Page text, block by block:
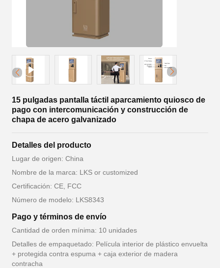
15 pulgadas pantalla táctil aparcamiento quiosco de
pago con intercomunicación y construcción de
chapa de acero galvanizado
Detalles del producto
Lugar de origen: China
Nombre de la marca: LKS or customized
Certificación: CE, FCC
Número de modelo: LKS8343
Pago y términos de envío
Cantidad de orden mínima: 10 unidades
Detalles de empaquetado: Película interior de plástico envuelta
+ protegida contra espuma + caja exterior de madera
contracha